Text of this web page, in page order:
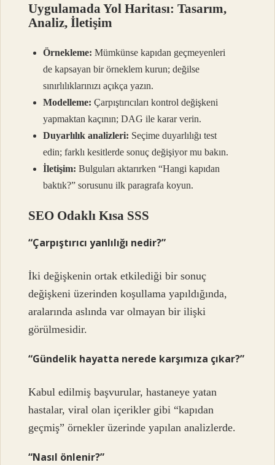
Uygulamada Yol Haritası: Tasarım,
Analiz, İletişim
Örnekleme: Mümkünse kapıdan geçmeyenleri
de kapsayan bir örneklem kurun; değilse
sınırlılıklarınızı açıkça yazın.
Modelleme: Çarpıştırıcıları kontrol değişkeni
yapmaktan kaçının; DAG ile karar verin.
Duyarlılık analizleri: Seçime duyarlılığı test
edin; farklı kesitlerde sonuç değişiyor mu bakın.
İletişim: Bulguları aktarırken “Hangi kapıdan
baktık?” sorusunu ilk paragrafa koyun.
SEO Odaklı Kısa SSS
“Çarpıştırıcı yanlılığı nedir?”
İki değişkenin ortak etkilediği bir sonuç
değişkeni üzerinden koşullama yapıldığında,
aralarında aslında var olmayan bir ilişki
görülmesidir.
“Gündelik hayatta nerede karşımıza çıkar?”
Kabul edilmiş başvurular, hastaneye yatan
hastalar, viral olan içerikler gibi “kapıdan
geçmiş” örnekler üzerinde yapılan analizlerde.
“Nasıl önlenir?”